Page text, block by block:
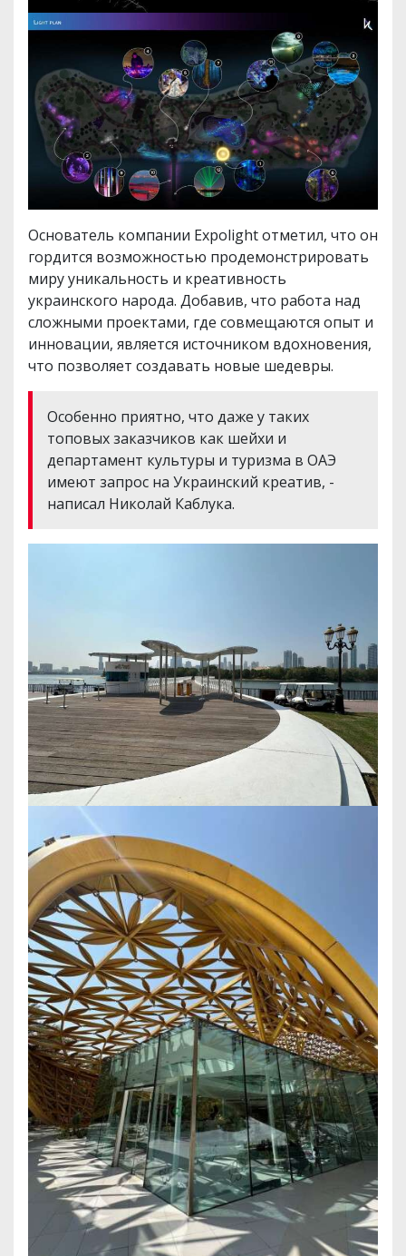
Основатель компании Expolight отметил, что он
гордится возможностью продемонстрировать
миру уникальность и креативность
украинского народа. Добавив, что работа над
сложными проектами, где совмещаются опыт и
инновации, является источником вдохновения,
что позволяет создавать новые шедевры.
Особенно приятно, что даже у таких
топовых заказчиков как шейхи и
департамент культуры и туризма в ОАЭ
имеют запрос на Украинский креатив, -
написал Николай Каблука.